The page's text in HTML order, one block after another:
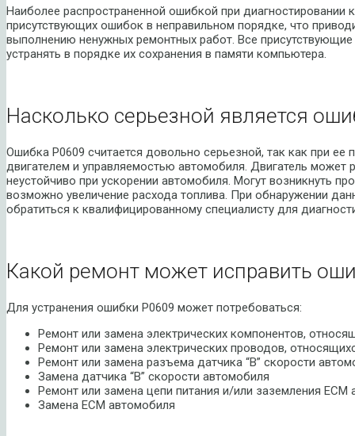
Наиболее распространенной ошибкой при диагностировании
присутствующих ошибок в неправильном порядке, что
выполнению ненужных ремонтных работ. Все
устранять в порядке их сохранения в памяти компьютера.
Насколько серьезной является
Ошибка P0609 считается довольно серьезной, так как при ее
двигателем и управляемостью автомобиля. Двигатель может
неустойчиво при ускорении автомобиля. Могут возникнуть
возможно увеличение расхода топлива. При обнаружении
обратиться к квалифицированному специалисту для
Какой ремонт может исправить
Для устранения ошибки P0609 может потребоваться:
Ремонт или замена электрических компонентов,
Ремонт или замена электрических проводов,
Ремонт или замена разъема датчика “B” скорости
Замена датчика “B” скорости автомобиля
Ремонт или замена цепи питания и/или заземления ECM
Замена ECM автомобиля